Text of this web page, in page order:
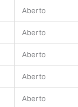
Aberto
Aberto
Aberto
Aberto
Aberto